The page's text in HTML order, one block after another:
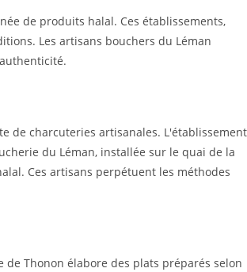
de produits halal. Ces établissements,
Les artisans bouchers du Léman
de charcuteries artisanales. L'établissement
du Léman, installée sur le quai de la
Ces artisans perpétuent les méthodes
Thonon élabore des plats préparés selon